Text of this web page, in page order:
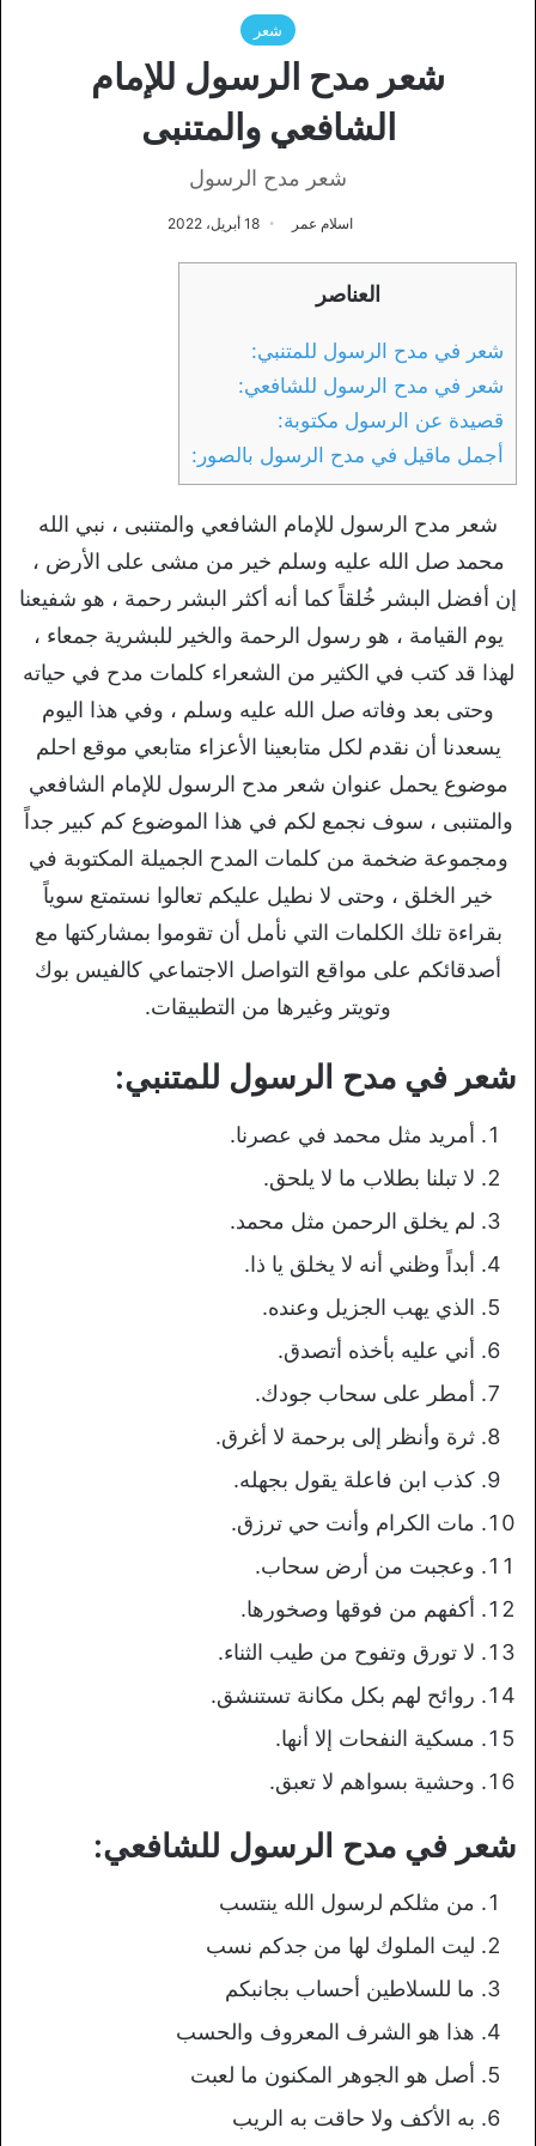
شعر
شعر مدح الرسول للإمام
الشافعي والمتنبى
شعر مدح الرسول
اسلام عمر 18 أبريل، 2022
العناصر
شعر في مدح الرسول للمتنبي:
شعر في مدح الرسول للشافعي:
قصيدة عن الرسول مكتوبة:
أجمل ماقيل في مدح الرسول بالصور:
شعر مدح الرسول للإمام الشافعي والمتنبى ، نبي الله
محمد صل الله عليه وسلم خير من مشى على الأرض ،
إن أفضل البشر خُلقاً كما أنه أكثر البشر رحمة ، هو شفيعنا
يوم القيامة ، هو رسول الرحمة والخير للبشرية جمعاء ،
لهذا قد كتب في الكثير من الشعراء كلمات مدح في حياته
وحتى بعد وفاته صل الله عليه وسلم ، وفي هذا اليوم
يسعدنا أن نقدم لكل متابعينا الأعزاء متابعي موقع احلم
موضوع يحمل عنوان شعر مدح الرسول للإمام الشافعي
والمتنبى ، سوف نجمع لكم في هذا الموضوع كم كبير جداً
ومجموعة ضخمة من كلمات المدح الجميلة المكتوبة في
خير الخلق ، وحتى لا نطيل عليكم تعالوا نستمتع سوياً
بقراءة تلك الكلمات التي نأمل أن تقوموا بمشاركتها مع
أصدقائكم على مواقع التواصل الاجتماعي كالفيس بوك
وتويتر وغيرها من التطبيقات.
شعر في مدح الرسول للمتنبي:
أمريد مثل محمد في عصرنا.
لا تبلنا بطلاب ما لا يلحق.
لم يخلق الرحمن مثل محمد.
أبداً وظني أنه لا يخلق يا ذا.
الذي يهب الجزيل وعنده.
أني عليه بأخذه أتصدق.
أمطر على سحاب جودك.
ثرة وأنظر إلى برحمة لا أغرق.
كذب ابن فاعلة يقول بجهله.
مات الكرام وأنت حي ترزق.
وعجبت من أرض سحاب.
أكفهم من فوقها وصخورها.
لا تورق وتفوح من طيب الثناء.
روائح لهم بكل مكانة تستنشق.
مسكية النفحات إلا أنها.
وحشية بسواهم لا تعبق.
شعر في مدح الرسول للشافعي:
من مثلكم لرسول الله ينتسب
ليت الملوك لها من جدكم نسب
ما للسلاطين أحساب بجانبكم
هذا هو الشرف المعروف والحسب
أصل هو الجوهر المكنون ما لعبت
به الأكف ولا حاقت به الريب